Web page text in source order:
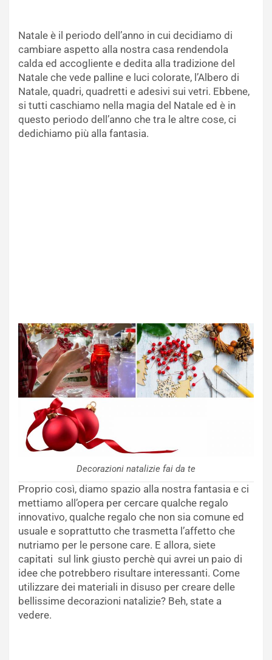
Natale è il periodo dell’anno in cui decidiamo di
cambiare aspetto alla nostra casa rendendola
calda ed accogliente e dedita alla tradizione del
Natale che vede palline e luci colorate, l’Albero di
Natale, quadri, quadretti e adesivi sui vetri. Ebbene,
si tutti caschiamo nella magia del Natale ed è in
questo periodo dell’anno che tra le altre cose, ci
dedichiamo più alla fantasia.
Decorazioni natalizie fai da te
Proprio così, diamo spazio alla nostra fantasia e ci
mettiamo all’opera per cercare qualche regalo
innovativo, qualche regalo che non sia comune ed
usuale e soprattutto che trasmetta l’affetto che
nutriamo per le persone care. E allora, siete
capitati sul link giusto perchè qui avrei un paio di
idee che potrebbero risultare interessanti. Come
utilizzare dei materiali in disuso per creare delle
bellissime decorazioni natalizie? Beh, state a
vedere.